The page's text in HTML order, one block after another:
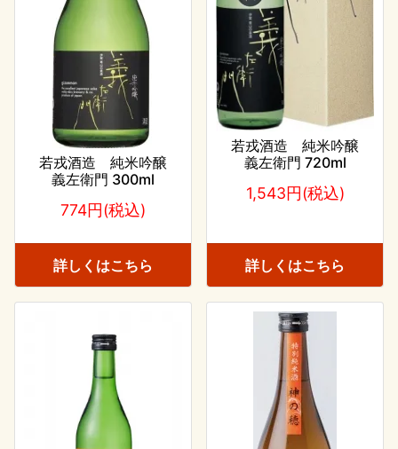
若戎酒造 純米吟醸
義左衛門 300ml
774円(税込)
詳しくはこちら
若戎酒造 純米吟醸
義左衛門 720ml
1,543円(税込)
詳しくはこちら